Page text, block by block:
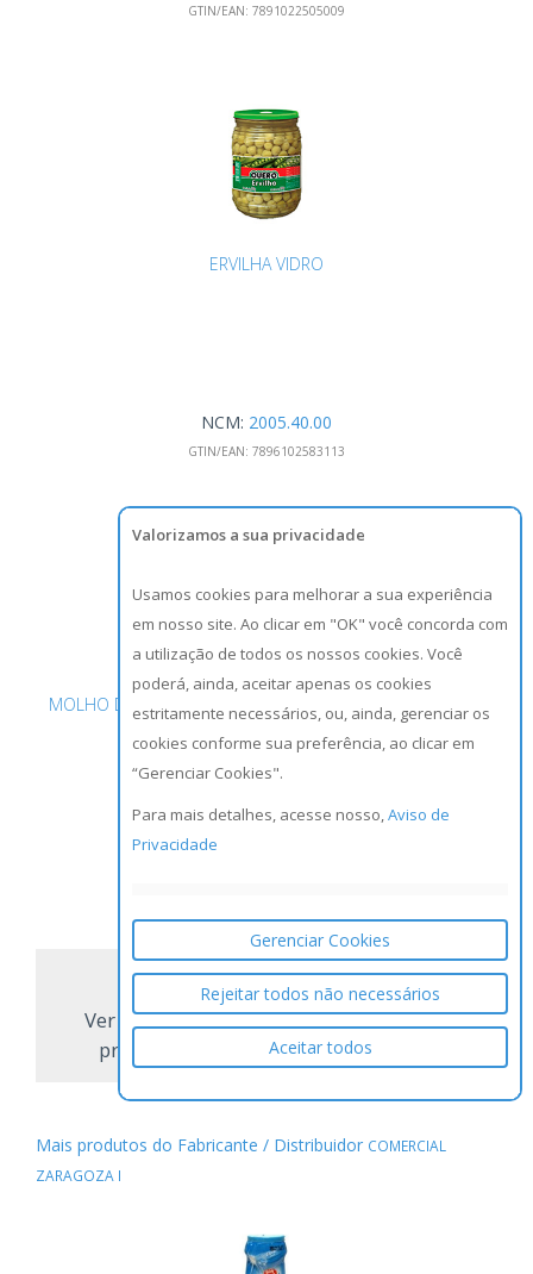
GTIN/EAN: 7891022505009
ERVILHA VIDRO
NCM: 2005.40.00
GTIN/EAN: 7896102583113
MOLHO DE TOMATE TRADICIONAL POMAROLA LATA 340G
Ver todos os
produtos
Mais produtos do Fabricante / Distribuidor COMERCIAL
ZARAGOZA I
Valorizamos a sua privacidade
Usamos cookies para melhorar a sua experiência
em nosso site. Ao clicar em "OK" você concorda com
a utilização de todos os nossos cookies. Você
poderá, ainda, aceitar apenas os cookies
estritamente necessários, ou, ainda, gerenciar os
cookies conforme sua preferência, ao clicar em
“Gerenciar Cookies".
Para mais detalhes, acesse nosso,Aviso de
Privacidade
Gerenciar Cookies
Rejeitar todos não necessários
Aceitar todos